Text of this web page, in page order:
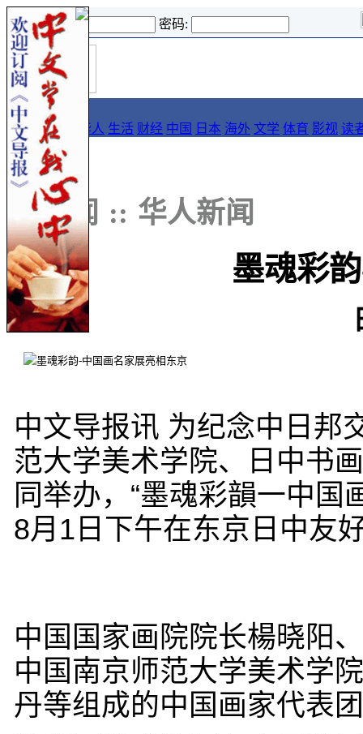
登录名: 密码:
首
页
导报
要闻 论坛 华人 生活 财经 中国 日本 海外 文学 体育 影视 读
::新闻 :: 华人新闻
墨魂彩
中文导报讯 为纪念中日邦
范大学美术学院、日中书
同举办，“墨魂彩韻一中国
8月1日下午在东京日中友
中国国家画院院长楊晓阳
中国南京师范大学美术学
丹等组成的中国画家代表